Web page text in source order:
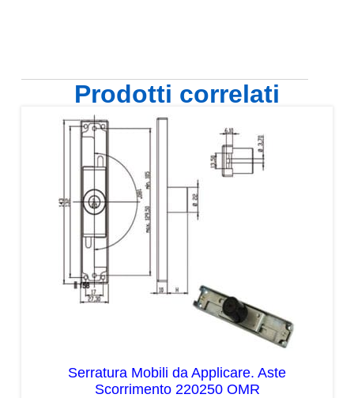
Prodotti correlati
Serratura Mobili da Applicare. Aste
Scorrimento 220250 OMR